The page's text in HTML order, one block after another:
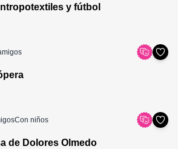
y fútbol
Con niños
de Dolores Olmedo